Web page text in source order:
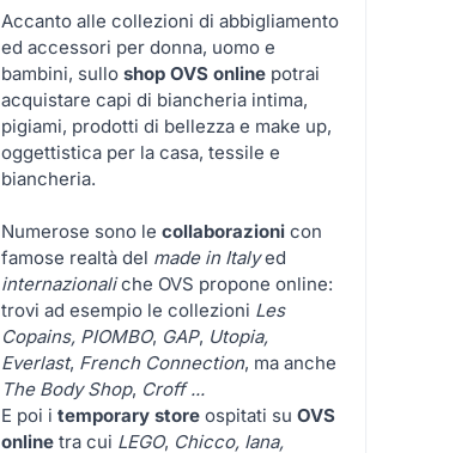
Accanto alle collezioni di abbigliamento
ed accessori per donna, uomo e
bambini, sullo shop OVS online potrai
acquistare capi di biancheria intima,
pigiami, prodotti di bellezza e make up,
oggettistica per la casa, tessile e
biancheria.
Numerose sono le collaborazioni con
famose realtà del made in Italyed
internazionaliche OVS propone online:
trovi ad esempio le collezioni Les
Copains, PIOMBO, GAP, Utopia,
Everlast, French Connection, ma anche
The Body Shop, Croff ...
E poi i temporary store ospitati su OVS
online tra cui LEGO, Chicco, Iana,